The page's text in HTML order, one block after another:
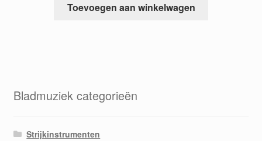
Toevoegen aan winkelwagen
Bladmuziek categorieën
Strijkinstrumenten